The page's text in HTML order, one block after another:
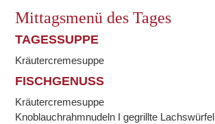
Mittagsmenü des Tages
TAGESSUPPE
Kräutercremesuppe
FISCHGENUSS
Kräutercremesuppe
Knoblauchrahmnudeln I gegrillte Lachswürfel